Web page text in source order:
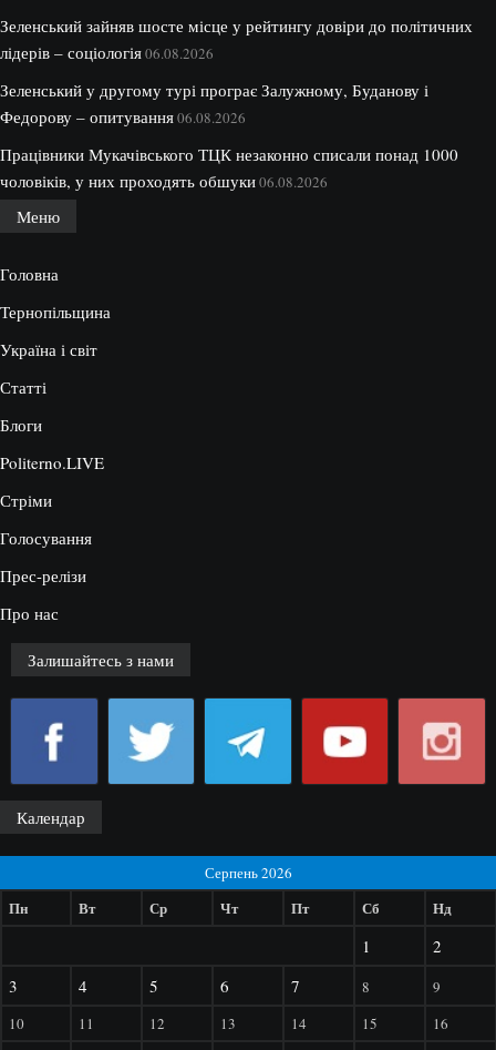
Зеленський зайняв шосте місце у рейтингу довіри до політичних
лідерів – соціологія06.08.2026
Зеленський у другому турі програє Залужному, Буданову і
Федорову – опитування06.08.2026
Працівники Мукачівського ТЦК незаконно списали понад 1000
чоловіків, у них проходять обшуки06.08.2026
Меню
Головна
Тернопільщина
Україна і світ
Статті
Блоги
Politerno.LIVE
Стріми
Голосування
Прес-релізи
Про нас
Залишайтесь з нами
Календар
Серпень 2026
Пн Вт Ср Чт Пт Сб Нд
1
2
3
4 5 6 7 8
9
10
11 12 13 14 15
16